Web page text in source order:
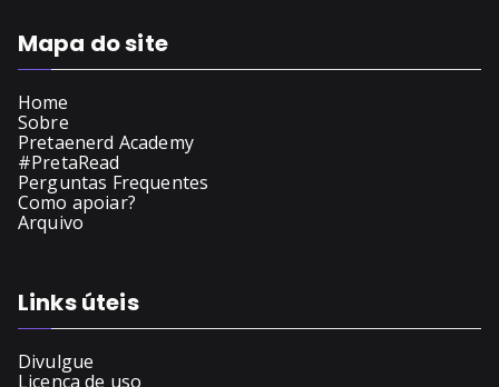
Mapa do site
Home
Sobre
Pretaenerd Academy
#PretaRead
Perguntas Frequentes
Como apoiar?
Arquivo
Links úteis
Divulgue
Licença de uso